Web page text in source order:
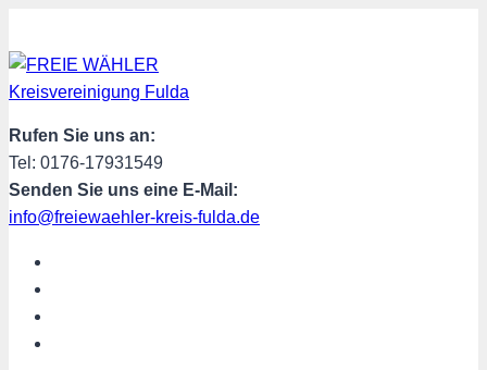
Inhalt
springen
Rufen Sie uns an:
Tel: 0176-17931549
Senden Sie uns eine E-Mail:
info@freiewaehler-kreis-fulda.de